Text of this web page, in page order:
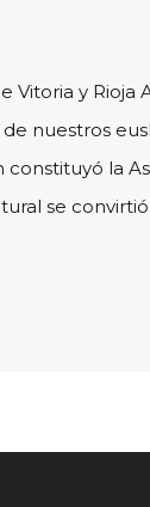
Vitoria y Rioja
nuestros
constituyó la
se